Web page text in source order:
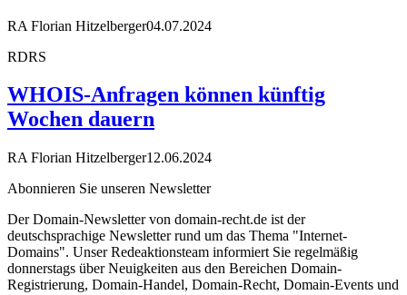
RA Florian Hitzelberger04.07.2024
RDRS
WHOIS-Anfragen können künftig
Wochen dauern
RA Florian Hitzelberger12.06.2024
Abonnieren Sie unseren Newsletter
Der Domain-Newsletter von domain-recht.de ist der
deutschsprachige Newsletter rund um das Thema "Internet-
Domains". Unser Redeaktionsteam informiert Sie regelmäßig
donnerstags über Neuigkeiten aus den Bereichen Domain-
Registrierung, Domain-Handel, Domain-Recht, Domain-Events und